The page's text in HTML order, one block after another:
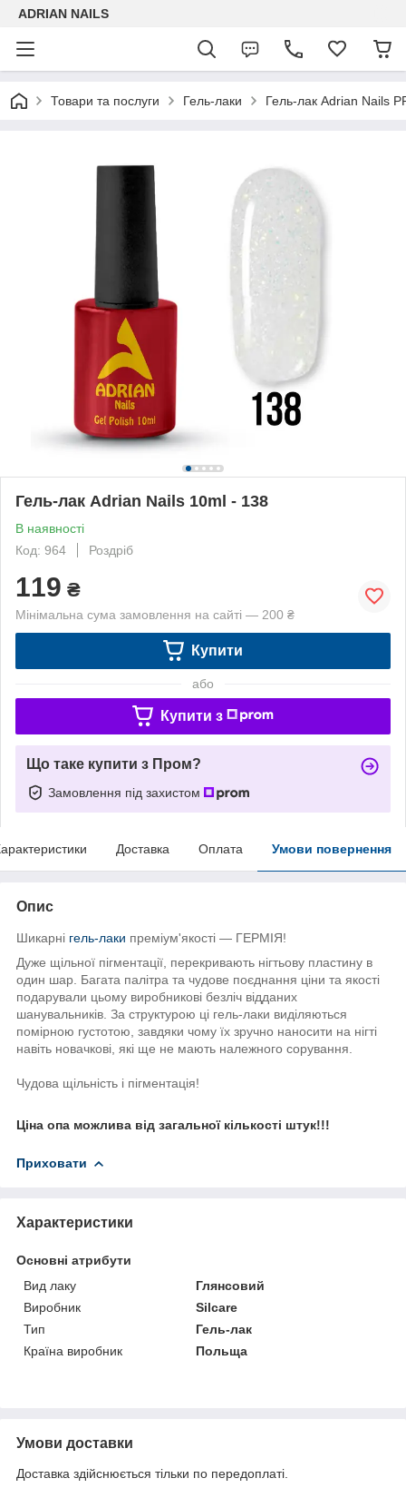
ADRIAN NAILS
Товари та послуги Гель-лаки Гель-лак Adrian Nails
Гель-лак Adrian Nails 10ml - 138
В наявності
Код: 964
Роздріб
119 ₴
Мінімальна сума замовлення на сайті — 200 ₴
Купити
або
Купити з
Що таке купити з Пром?
Замовлення під захистом
Доставка Оплата Умови повернення
Опис
Шикарні гель-лаки преміум'якості — ГЕРМІЯ!
Дуже щільної пігментації, перекривають нігтьову пластину в
один шар. Багата палітра та чудове поєднання ціни та якості
подарували цьому виробникові безліч відданих
шанувальників. За структурою ці гель-лаки виділяються
помірною густотою, завдяки чому їх зручно наносити на нігті
навіть новачкові, які ще не мають належного сорування.
Чудова щільність і пігментація!
Ціна опа можлива від загальної кількості штук!!!
Приховати
Характеристики
Основні атрибути
Вид лаку
Глянсовий
Виробник
Silcare
Тип
Гель-лак
Країна виробник
Польща
Умови доставки
Доставка здійснюється тільки по передоплаті.